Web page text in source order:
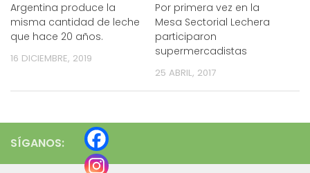
Argentina produce la
misma cantidad de leche
que hace 20 años.
16 DICIEMBRE, 2019
Por primera vez en la
Mesa Sectorial Lechera
participaron
supermercadistas
25 ABRIL, 2017
SÍGANOS: